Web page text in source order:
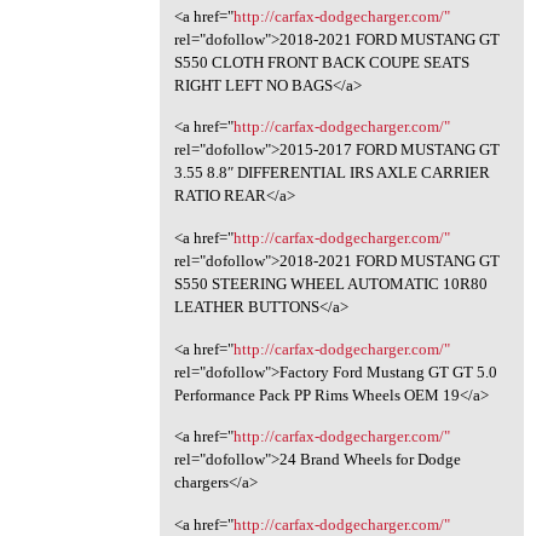
<a href="http://carfax-dodgecharger.com/"
rel="dofollow">2018-2021 FORD MUSTANG GT
S550 CLOTH FRONT BACK COUPE SEATS
RIGHT LEFT NO BAGS</a>
<a href="http://carfax-dodgecharger.com/"
rel="dofollow">2015-2017 FORD MUSTANG GT
3.55 8.8″ DIFFERENTIAL IRS AXLE CARRIER
RATIO REAR</a>
<a href="http://carfax-dodgecharger.com/"
rel="dofollow">2018-2021 FORD MUSTANG GT
S550 STEERING WHEEL AUTOMATIC 10R80
LEATHER BUTTONS</a>
<a href="http://carfax-dodgecharger.com/"
rel="dofollow">Factory Ford Mustang GT GT 5.0
Performance Pack PP Rims Wheels OEM 19</a>
<a href="http://carfax-dodgecharger.com/"
rel="dofollow">24 Brand Wheels for Dodge
chargers</a>
<a href="http://carfax-dodgecharger.com/"